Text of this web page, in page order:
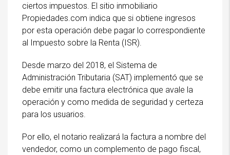
ciertos impuestos. El sitio inmobiliario
Propiedades.com indica que si obtiene ingresos
por esta operación debe pagar lo correspondiente
al Impuesto sobre la Renta (ISR).
Desde marzo del 2018, el Sistema de
Administración Tributaria (SAT) implementó que se
debe emitir una factura electrónica que avale la
operación y como medida de seguridad y certeza
para los usuarios.
Por ello, el notario realizará la factura a nombre del
vendedor, como un complemento de pago fiscal,